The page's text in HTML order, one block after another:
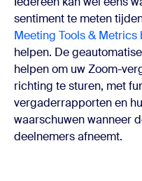
sentiment te meten
Meeting Tools & Metrics
helpen. De
helpen om uw Zoom-
richting te sturen, met
vergaderrapporten en
waarschuwen wanneer
deelnemers afneemt.